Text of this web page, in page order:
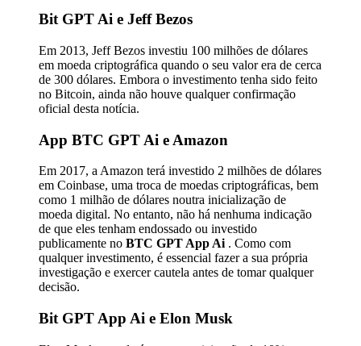
Bit GPT Ai e Jeff Bezos
Em 2013, Jeff Bezos investiu 100 milhões de dólares
em moeda criptográfica quando o seu valor era de cerca
de 300 dólares. Embora o investimento tenha sido feito
no Bitcoin, ainda não houve qualquer confirmação
oficial desta notícia.
App BTC GPT Ai e Amazon
Em 2017, a Amazon terá investido 2 milhões de dólares
em Coinbase, uma troca de moedas criptográficas, bem
como 1 milhão de dólares noutra inicialização de
moeda digital. No entanto, não há nenhuma indicação
de que eles tenham endossado ou investido
publicamente no BTC GPT App Ai. Como com
qualquer investimento, é essencial fazer a sua própria
investigação e exercer cautela antes de tomar qualquer
decisão.
Bit GPT App Ai e Elon Musk